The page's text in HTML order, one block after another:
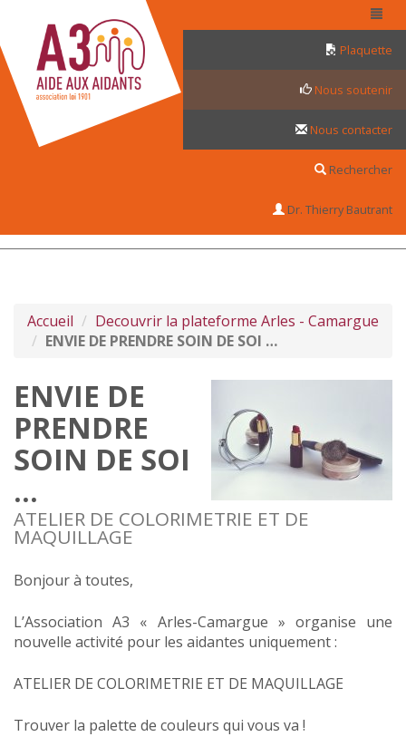
Plaquette
Nous soutenir
Nous contacter
Rechercher
Dr. Thierry Bautrant
Accueil
Decouvrir la plateforme Arles - Camargue
ENVIE DE PRENDRE SOIN DE SOI …
ENVIE DE
PRENDRE
SOIN DE SOI
…
ATELIER DE COLORIMETRIE ET DE
MAQUILLAGE
Bonjour à toutes,
L’Association A3 « Arles-Camargue » organise une
nouvelle activité pour les aidantes uniquement :
ATELIER DE COLORIMETRIE ET DE MAQUILLAGE
Trouver la palette de couleurs qui vous va !
Panneau de gestion des cookies